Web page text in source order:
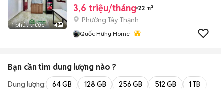
1 phút trước 4
3,6 triệu/tháng 22 m²
Phường Tây Thạnh
Quốc Hưng Home
Bạn cần tìm dung lượng nào ?
Dung lượng: 64 GB 128 GB 256 GB 512 GB 1 TB